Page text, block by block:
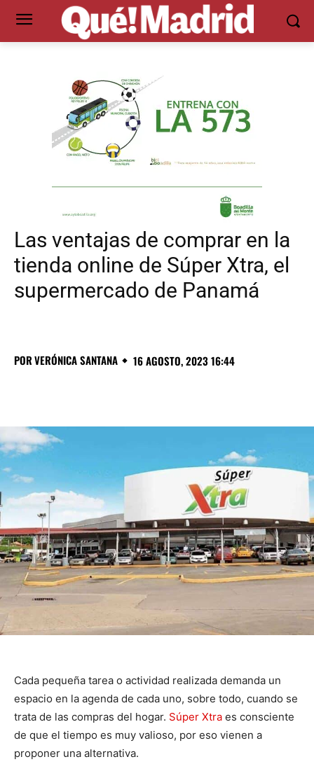
Las ventajas de comprar en la
tienda online de Súper Xtra, el
supermercado de Panamá
PORVERÓNICA SANTANA 16 AGOSTO, 2023 16:44
Cada pequeña tarea o actividad realizada demanda un
espacio en la agenda de cada uno, sobre todo, cuando se
trata de las compras del hogar. Súper Xtra es consciente
de que el tiempo es muy valioso, por eso vienen a
proponer una alternativa.